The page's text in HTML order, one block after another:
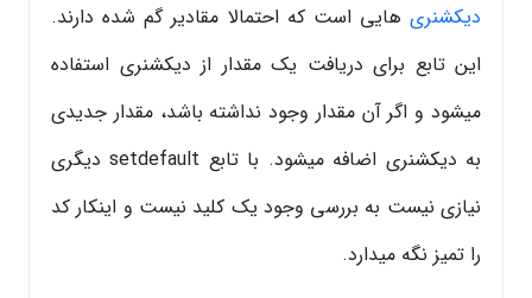
دیکشنری هایی است که احتمالا مقادیر گم شده دارند.
این تابع برای دریافت یک مقدار از دیکشنری استفاده
میشود و اگر آن مقدار وجود نداشته باشد،‌ مقدار جدیدی
به دیکشنری اضافه میشود. با تابع setdefault دیگری
نیازی نیست به بررسی وجود یک کلید نیست و اینکار کد
را تمیز نگه میدارد.